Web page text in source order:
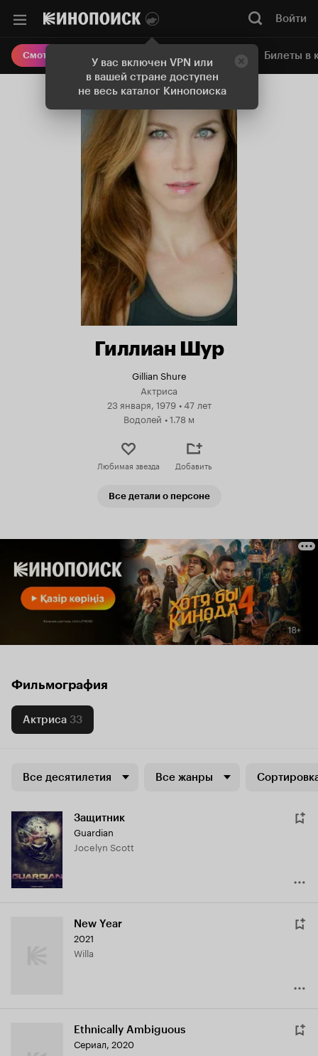
У вас включен VPN или
в вашей стране доступен
не весь каталог Кинопоиска
Войти
Смотреть кино Онлайн-кинотеатр Билеты в
Гиллиан Шур
Gillian Shure
Актриса
23 января, 1979 •47 лет
Водолей •1.78 м
Любимая звезда Добавить
Все детали о персоне
Фильмография
Актриса 33
Все десятилетия Все жанры
Защитник
Guardian
Jocelyn Scott
New Year
2021
Willa
Ethnically Ambiguous
Сериал, 2020